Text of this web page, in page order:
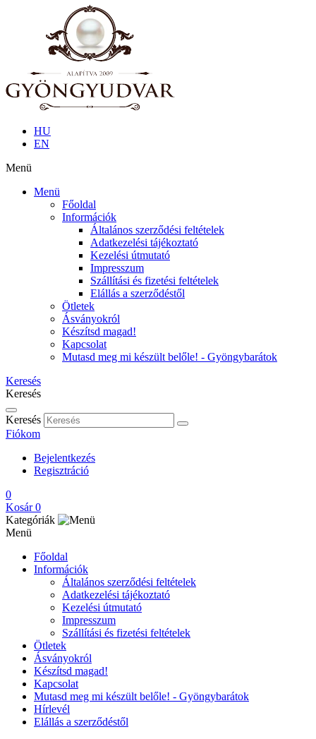
HU
EN
Menü
Menü
Főoldal
Információk
Általános szerződési feltételek
Adatkezelési tájékoztató
Kezelési útmutató
Impresszum
Szállítási és fizetési feltételek
Elállás a szerződéstől
Ötletek
Ásványokról
Készítsd magad!
Kapcsolat
Mutasd meg mi készült belőle! - Gyöngybarátok
Keresés
Keresés
Keresés
Fiókom
Bejelentkezés
Regisztráció
0
Kosár 0
Kategóriák
Menü
Főoldal
Információk
Általános szerződési feltételek
Adatkezelési tájékoztató
Kezelési útmutató
Impresszum
Szállítási és fizetési feltételek
Ötletek
Ásványokról
Készítsd magad!
Kapcsolat
Mutasd meg mi készült belőle! - Gyöngybarátok
Hírlevél
Elállás a szerződéstől